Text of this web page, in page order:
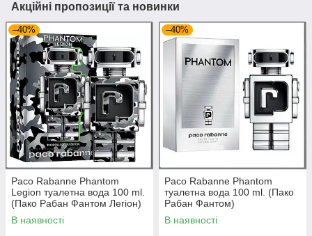
Акційні пропозиції та новинки
–40%
Paco Rabanne Phantom
Legion туалетна вода 100 ml.
(Пако Рабан Фантом Легіон)
В наявності
–40%
Paco Rabanne Phantom
туалетна вода 100 ml. (Пако
Рабан Фантом)
В наявності